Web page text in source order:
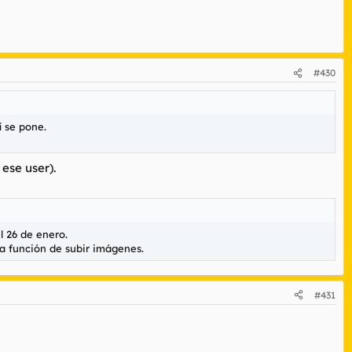
#430
se pone.
user).
26 de enero.
función de subir imágenes.
#431